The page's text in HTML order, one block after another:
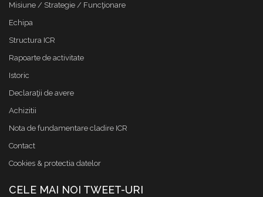
Misiune / Strategie / Funcţionare
Echipa
Structura ICR
Rapoarte de activitate
Istoric
Declaraţii de avere
Achizitii
Nota de fundamentare cladire ICR
Contact
Cookies & protectia datelor
CELE MAI NOI TWEET-URI